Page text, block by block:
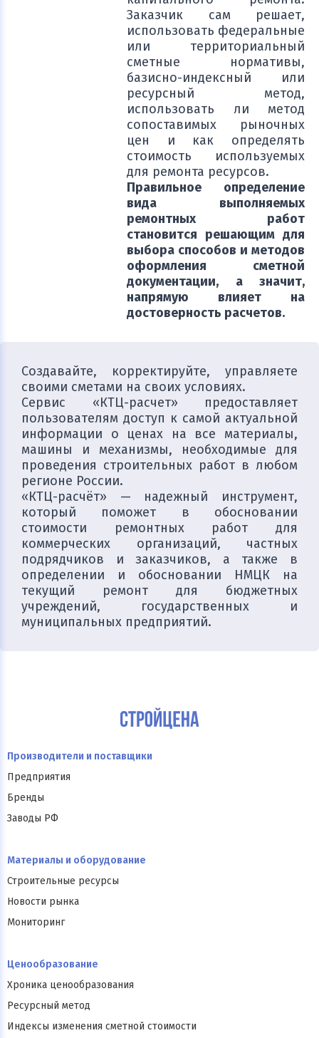
Заказчик сам решает,
использовать федеральные
или территориальный
сметные нормативы,
базисно-индексный или
ресурсный метод,
использовать ли метод
сопоставимых рыночных
цен и как определять
стоимость используемых
для ремонта ресурсов.
Правильное определение
вида выполняемых
ремонтных работ
становится решающим для
выбора способов и методов
оформления сметной
документации, а значит,
напрямую влияет на
достоверность расчетов.
Создавайте, корректируйте, управляете
своими сметами на своих условиях.
Сервис «КТЦ-расчет» предоставляет
пользователям доступ к самой актуальной
информации о ценах на все материалы,
машины и механизмы, необходимые для
проведения строительных работ в любом
регионе России.
«КТЦ-расчёт» — надежный инструмент,
который поможет в обосновании
стоимости ремонтных работ для
коммерческих организаций, частных
подрядчиков и заказчиков, а также в
определении и обосновании НМЦК на
текущий ремонт для бюджетных
учреждений, государственных и
муниципальных предприятий.
Производители и поставщики
Предприятия
Бренды
Заводы РФ
Материалы и оборудование
Строительные ресурсы
Новости рынка
Мониторинг
Ценообразование
Хроника ценообразования
Ресурсный метод
Индексы изменения сметной стоимости